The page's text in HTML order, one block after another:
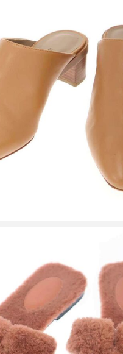
ルメス レザーミュールサンダル
買取金額18,000円
詳しく見る
ス オランムートンファーサンダル
買取金額12,000円